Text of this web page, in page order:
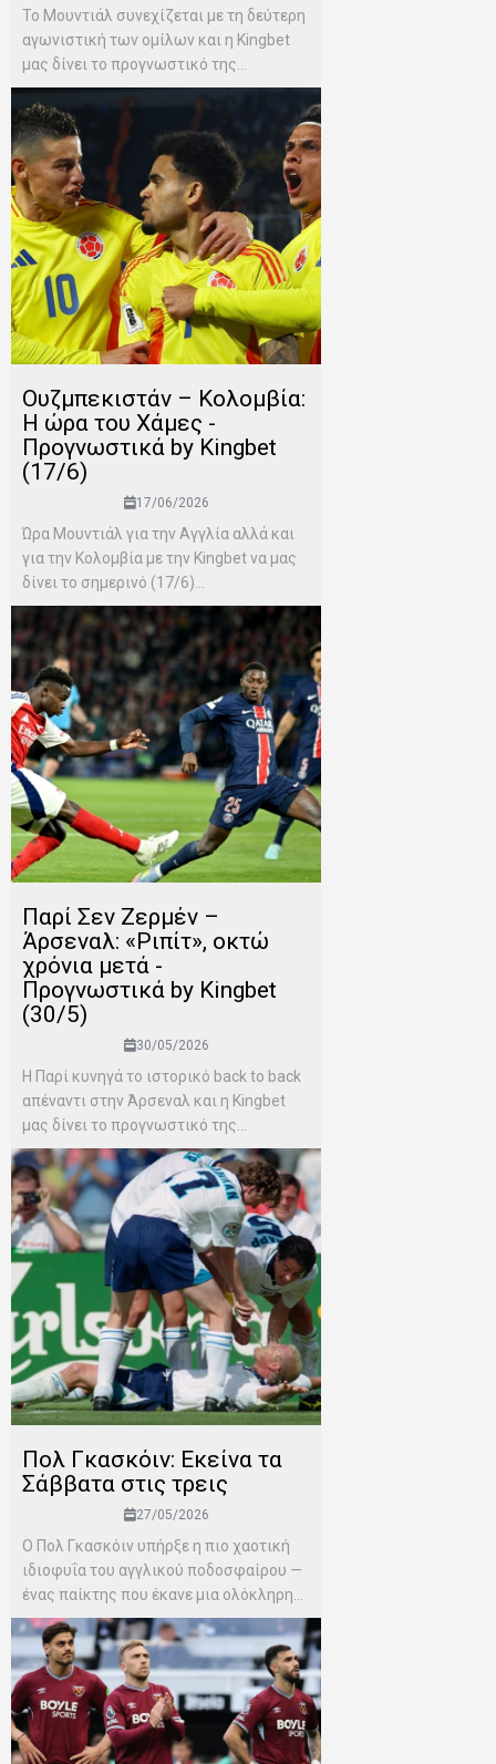
Το Μουντιάλ συνεχίζεται με τη δεύτερη
αγωνιστική των ομίλων και η Kingbet
μας δίνει το προγνωστικό της...
Ουζμπεκιστάν – Κολομβία:
Η ώρα του Χάμες -
Προγνωστικά by Kingbet
(17/6)
17/06/2026
Ώρα Μουντιάλ για την Αγγλία αλλά και
για την Κολομβία με την Kingbet να μας
δίνει το σημερινό (17/6)...
Παρί Σεν Ζερμέν –
Άρσεναλ: «Ριπίτ», οκτώ
χρόνια μετά -
Προγνωστικά by Kingbet
(30/5)
30/05/2026
Η Παρί κυνηγά το ιστορικό back to back
απέναντι στην Άρσεναλ και η Kingbet
μας δίνει το προγνωστικό της...
Πολ Γκασκόιν: Εκείνα τα
Σάββατα στις τρεις
27/05/2026
Ο Πολ Γκασκόιν υπήρξε η πιο χαοτική
ιδιοφυΐα του αγγλικού ποδοσφαίρου —
ένας παίκτης που έκανε μια ολόκληρη...